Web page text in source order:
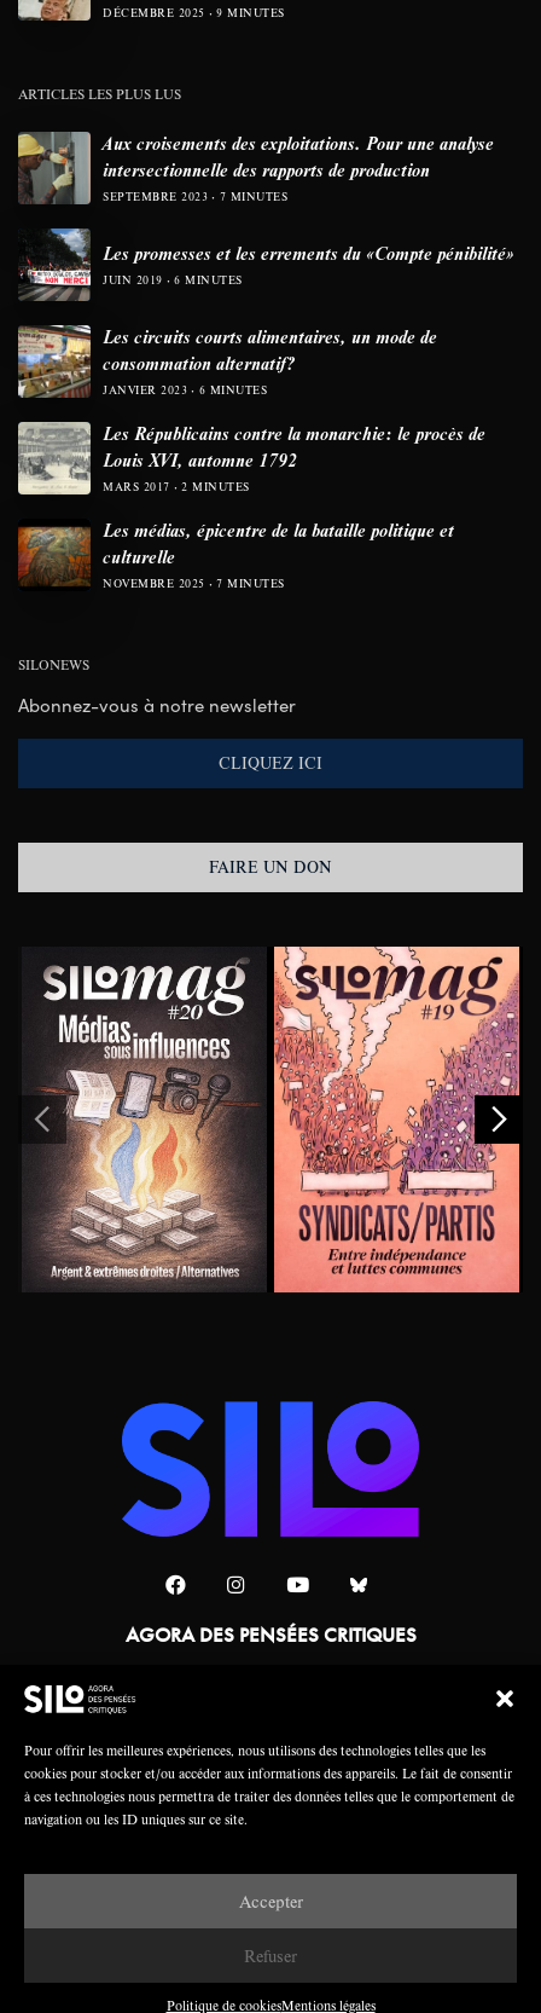
Pour offrir les meilleures expériences, nous utilisons des technologies telles que les
cookies pour stocker et/ou accéder aux informations des appareils. Le fait de consentir
à ces technologies nous permettra de traiter des données telles que le comportement de
navigation ou les ID uniques sur ce site.
Accepter
Refuser
Politique de cookiesMentions légales
DÉCEMBRE 2025 9 MINUTES
ARTICLES LES PLUS LUS
Aux croisements des exploitations. Pour une analyse
intersectionnelle des rapports de production
SEPTEMBRE 2023 7 MINUTES
Les promesses et les errements du «Compte pénibilité»
JUIN 2019 6 MINUTES
Les circuits courts alimentaires, un mode de
consommation alternatif?
JANVIER 2023 6 MINUTES
Les Républicains contre la monarchie: le procès de
Louis XVI, automne 1792
MARS 2017 2 MINUTES
Les médias, épicentre de la bataille politique et
culturelle
NOVEMBRE 2025 7 MINUTES
SILONEWS
Abonnez-vous à notre newsletter
CLIQUEZ ICI
FAIRE UN DON
AGORA DES PENSÉES CRITIQUES